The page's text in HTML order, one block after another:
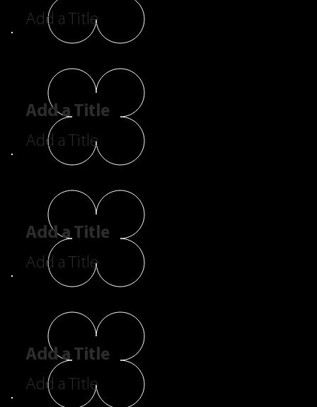
Add a Title
Add a Title
Add a Title
Add a Title
Add a Title
Add a Title
Add a Title